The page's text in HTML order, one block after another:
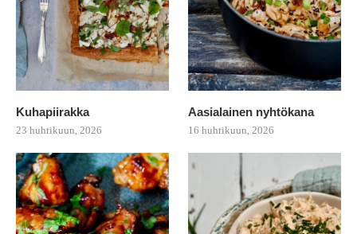
Kuhapiirakka
23 huhtikuun, 2026
Aasialainen nyhtökana
16 huhtikuun, 2026